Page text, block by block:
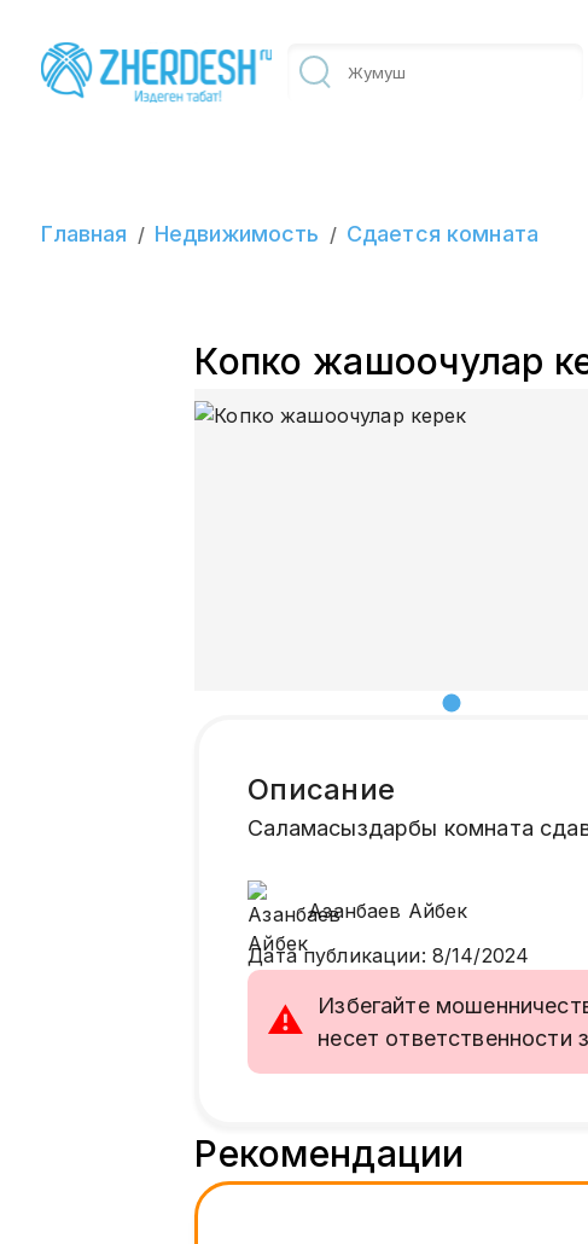
Главная / Недвижимость / Сдается комната
Копко жашоочулар
Описание
Саламасыздарбы комната
Азанбаев Айбек
Дата публикации: 8/14/2024
⚠
Избегайте
несет ответственности
Рекомендации